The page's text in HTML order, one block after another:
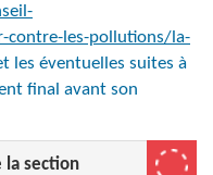
contre-les-pollutions/la-
les éventuelles suites à
final avant son
la section